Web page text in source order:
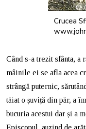
Crucea
Când s-a trezit sfânta, a
mâinile ei se afla acea
strângă puternic,
tăiat o șuviță din păr, a
bucuria acestui dar și a
Episcopul, auzind de